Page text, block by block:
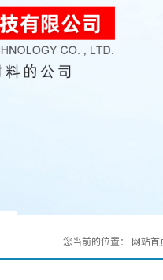
您当前的位置： 网站首